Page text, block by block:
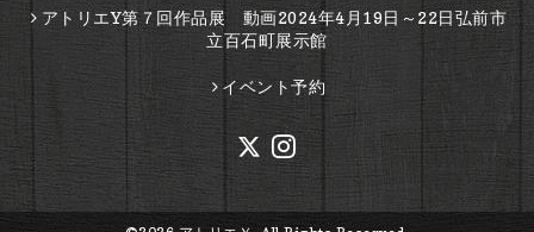
アトリエY第７回作品展 動画2024年4月19日～22日弘前市
立百石町展示館
イベント予約